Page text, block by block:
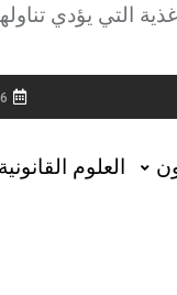
التي يؤدي
العلوم